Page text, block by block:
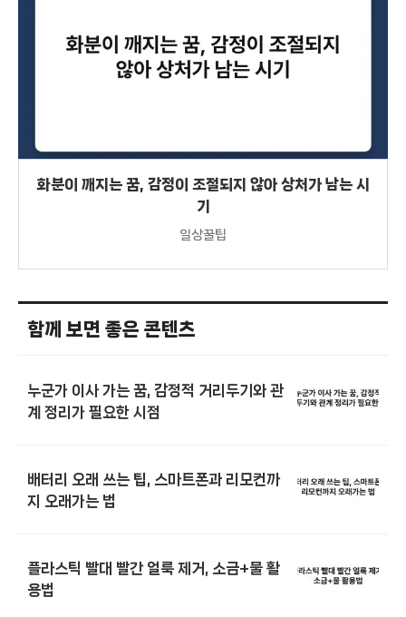
화분이 깨지는 꿈, 감정이 조절되지 않아 상처가 남는 시
기
일상꿀팁
함께 보면 좋은 콘텐츠
누군가 이사 가는 꿈, 감정적 거리두기와 관
계 정리가 필요한 시점
배터리 오래 쓰는 팁, 스마트폰과 리모컨까
지 오래가는 법
플라스틱 빨대 빨간 얼룩 제거, 소금+물 활
용법